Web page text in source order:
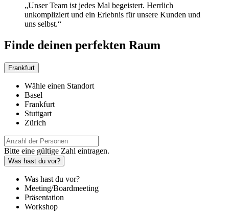
„Unser Team ist jedes Mal begeistert. Herrlich
unkompliziert und ein Erlebnis für unsere Kunden und
uns selbst.“
Finde deinen perfekten Raum
Frankfurt
Wähle einen Standort
Basel
Frankfurt
Stuttgart
Zürich
Bitte eine gültige Zahl eintragen.
Was hast du vor?
Was hast du vor?
Meeting/Boardmeeting
Präsentation
Workshop